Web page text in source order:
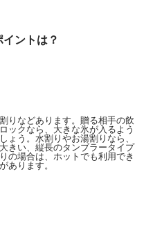
ントは？
りなどあります。贈る相手の飲
ックなら、大きな氷が入るよう
ょう。水割りやお湯割りなら、
きい、縦長のタンブラータイプ
の場合は、ホットでも利用でき
あります。